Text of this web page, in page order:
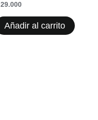
29.000
Añadir al carrito